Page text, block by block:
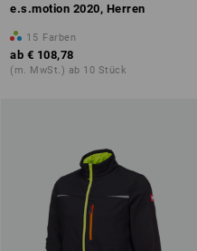
e.s.motion 2020, Herren
15 Farben
ab € 108,78
(m. MwSt.) ab 10 Stück